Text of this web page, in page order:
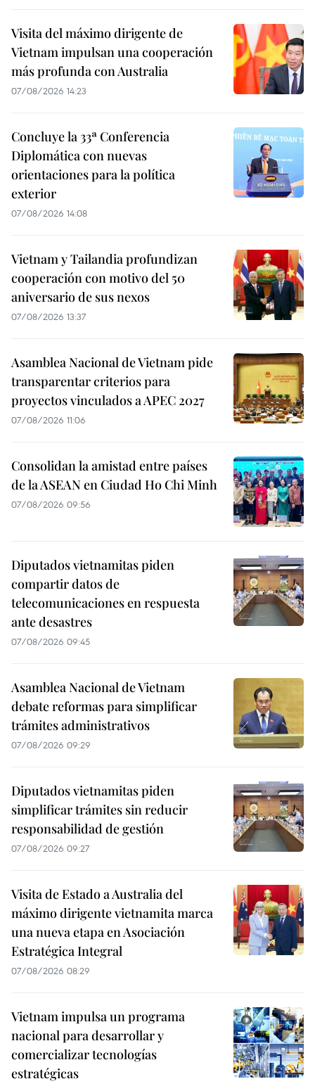
Visita del máximo dirigente de
Vietnam impulsan una cooperación
más profunda con Australia
07/08/2026 14:23
Concluye la 33ª Conferencia
Diplomática con nuevas
orientaciones para la política
exterior
07/08/2026 14:08
Vietnam y Tailandia profundizan
cooperación con motivo del 50
aniversario de sus nexos
07/08/2026 13:37
Asamblea Nacional de Vietnam pide
transparentar criterios para
proyectos vinculados a APEC 2027
07/08/2026 11:06
Consolidan la amistad entre países
de la ASEAN en Ciudad Ho Chi Minh
07/08/2026 09:56
Diputados vietnamitas piden
compartir datos de
telecomunicaciones en respuesta
ante desastres
07/08/2026 09:45
Asamblea Nacional de Vietnam
debate reformas para simplificar
trámites administrativos
07/08/2026 09:29
Diputados vietnamitas piden
simplificar trámites sin reducir
responsabilidad de gestión
07/08/2026 09:27
Visita de Estado a Australia del
máximo dirigente vietnamita marca
una nueva etapa en Asociación
Estratégica Integral
07/08/2026 08:29
Vietnam impulsa un programa
nacional para desarrollar y
comercializar tecnologías
estratégicas